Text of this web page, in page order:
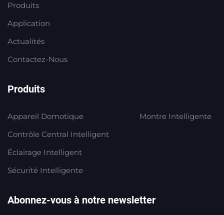
Produits
Application
Actualités
Contactez-Nous
Produits
Appareil Domotique
Contrôle Central Intelligent
Éclairage Intelligent
Sécurité Intelligente
Montre Intelligente
Abonnez-vous à notre newsletter